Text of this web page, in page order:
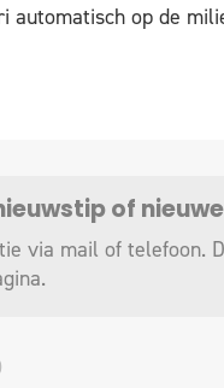
automatisch op de
of
via mail of telefoon.
.